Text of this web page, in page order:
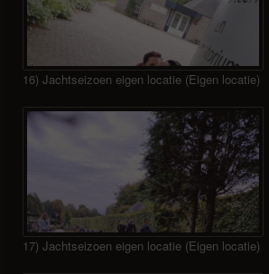
16) Jachtseizoen eigen locatie (Eigen locatie)
17) Jachtseizoen eigen locatie (Eigen locatie)